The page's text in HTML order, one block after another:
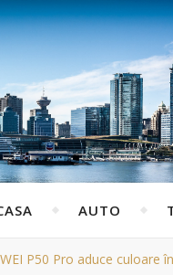
AUTO
P50 Pro aduce culoare